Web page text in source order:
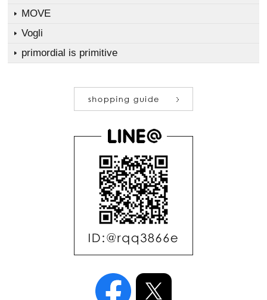
MOVE
Vogli
primordial is primitive